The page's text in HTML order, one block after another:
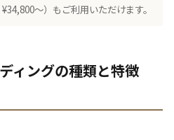
〜）もご利用いただけます。
ィングの種類と特徴